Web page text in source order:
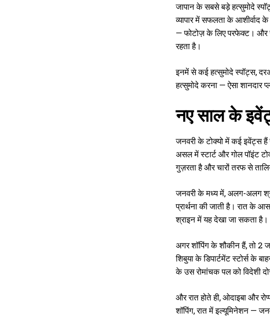
जापान के सबसे बड़े हत्सुमोदे
व्यापार में सफलता के आशीर्वाद
— फोटोज़ के लिए परफेक्ट। और
रहता है।
इनमें से कई हत्सुमोदे स्पॉट्स,
हत्सुमोदे करना — ऐसा शानदार
नए साल के
जनवरी के टोक्यो में कई इवेंट्स हैं
असल में स्टार्ट और गोल पॉइंट
गुज़रता है और चारों तरफ से
जनवरी के मध्य में, अलग-अलग
प्रार्थना की जाती है। रात के
श्राइन में यह देखा जा सकता है।
अगर शॉपिंग के शौकीन हैं, तो 2
शिबुया के डिपार्टमेंट स्टोर्स के
के उस रोमांचक पल को विदेशी
और रात होते ही, ओदाइबा और
शॉपिंग, रात में इल्यूमिनेशन —